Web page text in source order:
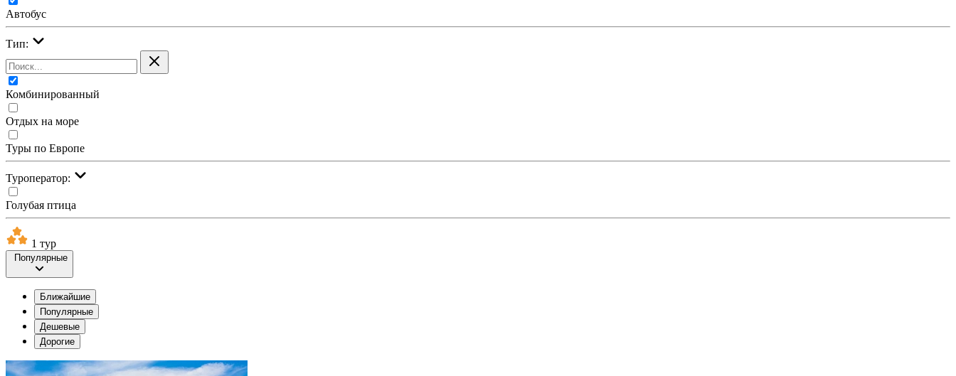
Автобус
Тип:
Комбинированный
Отдых на море
Туры по Европе
Туроператор:
Голубая птица
1 тур
Популярные
Ближайшие
Популярные
Дешевые
Дорогие